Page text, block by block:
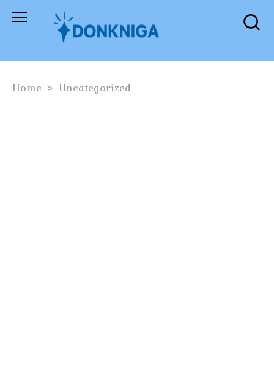
Skip
Home » Uncategorized